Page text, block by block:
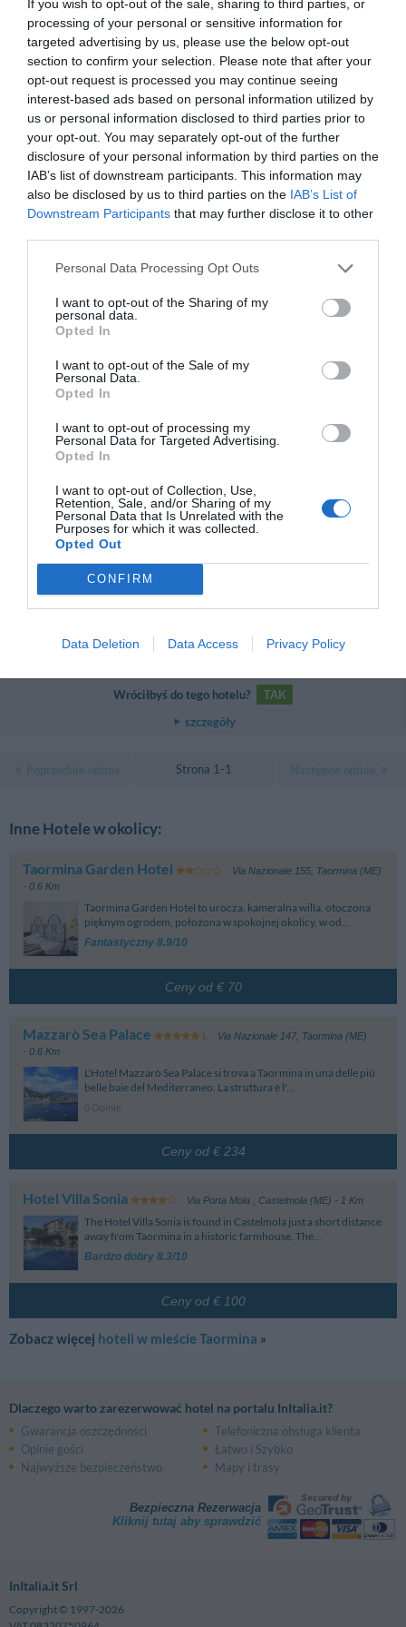
If you wish to opt-out of the sale, sharing to third parties, or
processing of your personal or sensitive information for
targeted advertising by us, please use the below opt-out
section to confirm your selection. Please note that after your
opt-out request is processed you may continue seeing
interest-based ads based on personal information utilized by
us or personal information disclosed to third parties prior to
your opt-out. You may separately opt-out of the further
disclosure of your personal information by third parties on the
IAB’s list of downstream participants. This information may
also be disclosed by us to third parties on the IAB’s List of
Downstream Participants that may further disclose it to other
Personal Data Processing Opt Outs
I want to opt-out of the Sharing of my
personal data.
Opted In
I want to opt-out of the Sale of my
Personal Data.
Opted In
I want to opt-out of processing my
Personal Data for Targeted Advertising.
Opted In
I want to opt-out of Collection, Use,
Retention, Sale, and/or Sharing of my
Personal Data that Is Unrelated with the
Purposes for which it was collected.
Opted Out
CONFIRM
Data Deletion Data Access Privacy Policy
Martina
Malta
Listopad 2011
Podróżujący z przyjaciółmi/kolegami z
pracy
8.2/10
Wróciłbyś do tego hotelu?
NIE WIEM
szczegóły
Dirk
Niemcy
ZNAKOMITY
9.4
vor dem Haus, damit entfällt das kostenpflichtige Parkhaus in Taormina.
szczegóły
Październik 2010
Podróżujący z przyjaciółmi/kolegami z
9.4 /10
Es war wunderbar!
Wróciłbyś do tego hotelu?
Giovanni
Włochy
Para o średniej wiekowej powyżej 35 roku
Wróciłbyś do tego hotelu?
TAK
szczegóły
Strona 1-1
Inne Hotele w okolicy:
Taormina Garden Hotel Via Nazionale 155, Taormina (ME)
- 0.6 Km
Taormina Garden Hotel to urocza, kameralna willa, otoczona
pięknym ogrodem, położona w spokojnej okolicy, w od...
Fantastyczny 8.9/10
Ceny od € 70
Mazzarò Sea Palace Via Nazionale 147 Taormina (ME)
- 0.6 Km
L'Hotel Mazzarò Sea Palace si trova a Taormina in una delle più
belle baie del Mediterraneo. La struttura è l'...
0 Opinie
Ceny od € 234
Hotel Villa Sonia Via Porta Mola , Castelmola (ME) - 1 Km
The Hotel Villa Sonia is found in Castelmola just a short distance
away from Taormina in a historic farmhouse. The...
Bardzo dobry 8.3/10
Ceny od € 100
Zobacz więcej hoteli w mieście Taormina »
Dlaczego warto zarezerwować hotel na portalu InItalia.it?
Gwarancja oszczędności
Telefoniczna obsługa klienta
Opinie gości
Łatwo i Szybko
Najwyższe bezpieczeństwo
Mapy i trasy
Bezpieczna Rezerwacja
Kliknij tutaj aby sprawdzić
InItalia.it Srl
Copyright © 1997-2026